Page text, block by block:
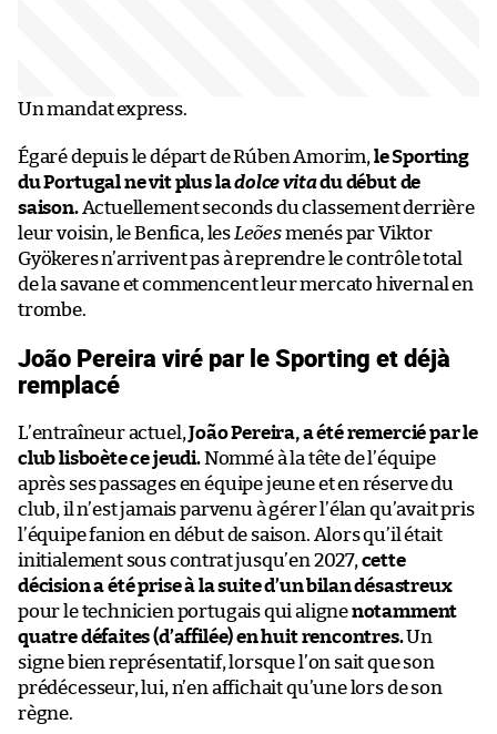
Un mandat express.
Égaré depuis le départ de Rúben Amorim, le Sporting
du Portugal ne vit plus ladolce vitadu début de
saison.Actuellement seconds du classement derrière
leur voisin, le Benfica, les Leõesmenés par Viktor
Gyökeres n’arrivent pas à reprendre le contrôle total
de la savane et commencent leur mercato hivernal en
trombe.
João Pereira viré par le Sporting et déjà
remplacé
L’entraîneur actuel,João Pereira, a été remercié par le
club lisboète ce jeudi.Nommé à la tête de l’équipe
après ses passages en équipe jeune et en réserve du
club, il n’est jamais parvenu à gérer l’élan qu’avait pris
l’équipe fanion en début de saison. Alors qu’il était
initialement sous contrat jusqu’en 2027, cette
décision a été prise à la suite d’un bilan désastreux
pour le technicien portugais qui alignenotamment
quatre défaites (d’affilée) en huit rencontres.Un
signe bien représentatif, lorsque l’on sait que son
prédécesseur, lui, n’en affichait qu’une lors de son
règne.